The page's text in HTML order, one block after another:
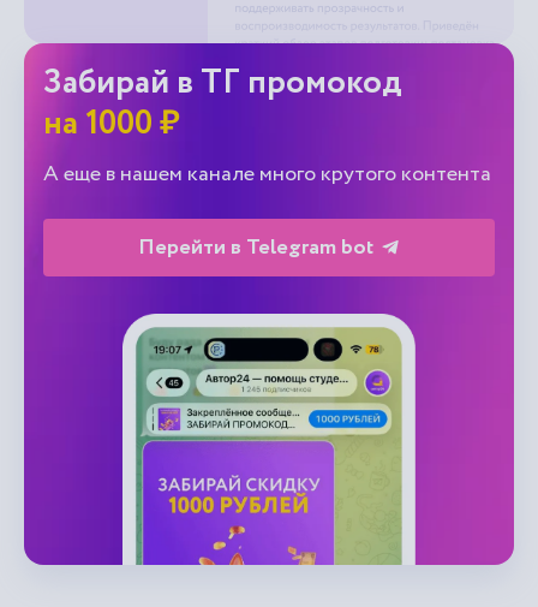
Забирай в ТГ промокод
на 1000 ₽
А еще в нашем канале много крутого контента
Перейти в Telegram bot